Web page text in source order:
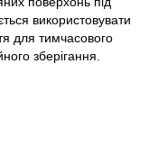
використовувати
для тимчасового
зберігання.